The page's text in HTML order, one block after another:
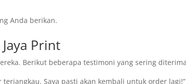
Anda berikan.
Print
Berikut beberapa testimoni yang sering
Saya pasti akan kembali untuk order